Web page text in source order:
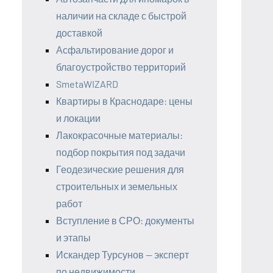
наличии на складе с быстрой
доставкой
Асфальтирование дорог и
благоустройство территорий
SmetaWIZARD
Квартиры в Краснодаре: цены
и локации
Лакокрасочные материалы:
подбор покрытия под задачи
Геодезические решения для
строительных и земельных
работ
Вступление в СРО: документы
и этапы
Искандер Турсунов — эксперт